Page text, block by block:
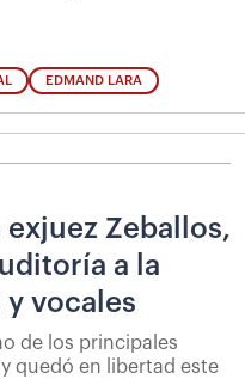
EDMAND LARA
Zeballos,
a la
vocales
de los principales
quedó en libertad este